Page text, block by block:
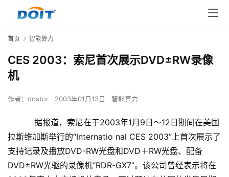
首页 智能算力
CES 2003：索尼首次展示DVD±RW录像
机
作者： dostor 2003年01月13日 智能算力
据报道，索尼在于2003年1月9日～12日期间在美国
拉斯维加斯举行的“Internatio nal CES 2003”上首次展示了
支持记录及播放DVD-RW光盘和DVD＋RW光盘、配备
DVD±RW光驱的录像机“RDR-GX7”。该公司曾经表示将在